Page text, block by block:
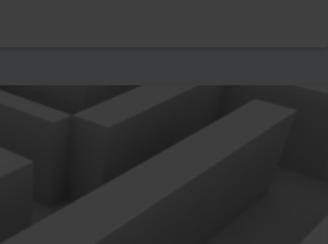
zł. Gdzie znaleźć najtańsze OC w Polsce